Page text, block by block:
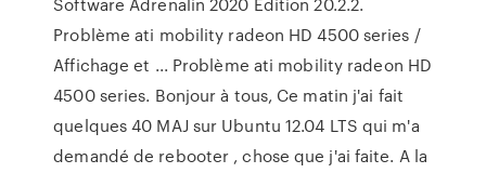
Problème ati mobility radeon HD 4500 series /
Affichage et ... Problème ati mobility radeon HD
4500 series. Bonjour à tous, Ce matin j'ai fait
quelques 40 MAJ sur Ubuntu 12.04 LTS qui m'a
demandé de rebooter , chose que j'ai faite. A la